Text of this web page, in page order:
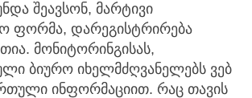
შეავსონ, მარტივი
ფორმა, დარეგისტრირება
მონიტორინგისას,
ბიურო იხელმძღვანელებს ვებ
ინფორმაციით. რაც თავის